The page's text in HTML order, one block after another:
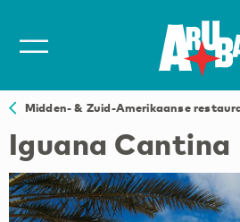
Midden- & Zuid-Amerikaanse
Iguana Cantina